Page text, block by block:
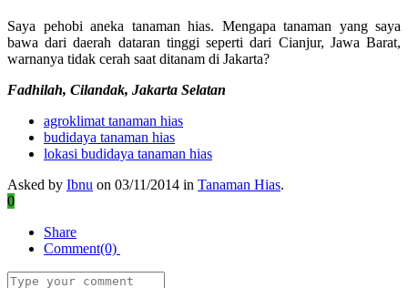
Saya pehobi aneka tanaman hias. Mengapa tanaman yang saya
bawa dari daerah dataran tinggi seperti dari Cianjur, Jawa Barat,
warnanya tidak cerah saat ditanam di Jakarta?
Fadhilah, Cilandak, Jakarta Selatan
agroklimat tanaman hias
budidaya tanaman hias
lokasi budidaya tanaman hias
Asked by Ibnu on 03/11/2014 in Tanaman Hias.
0
Share
Comment(0)